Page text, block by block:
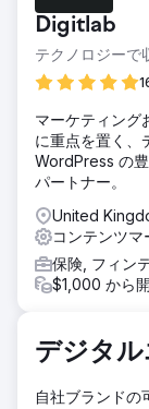
ました。大手小
PAXのカスタマ
に対する信頼を
的に上位にラ
Apptageは、あ
サイトを構築し
かりやすいプロ
の回答を提供す
た。ローカル
ータマークアッ
読み込みを実現
チェスターとロ
加。1日のイン
上のキーワード
にランクイン
Digitlab
テクノロジーで
マーケティング
に重点を置く、
WordPress の
パートナー。
United
コンテンツ
保険, フィン
$1,000 から
デジタ
自社ブランドの